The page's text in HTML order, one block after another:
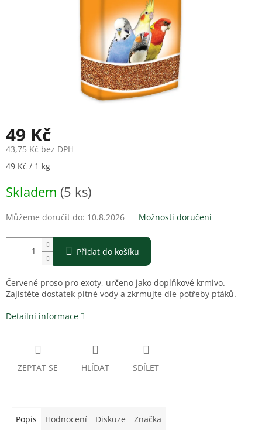
49 Kč
43,75 Kč bez DPH
Měrná
49 Kč / 1 kg
Skladem (5 ks)
Můžeme doručit do: 10.8.2026 Možnosti doručení
Přidat do košíku
Červené proso pro exoty, určeno jako doplňkové krmivo.
Zajistěte dostatek pitné vody a zkrmujte dle potřeby ptáků.
Detailní informace
ZEPTAT SE HLÍDAT SDÍLET
Popis Hodnocení Diskuze Značka